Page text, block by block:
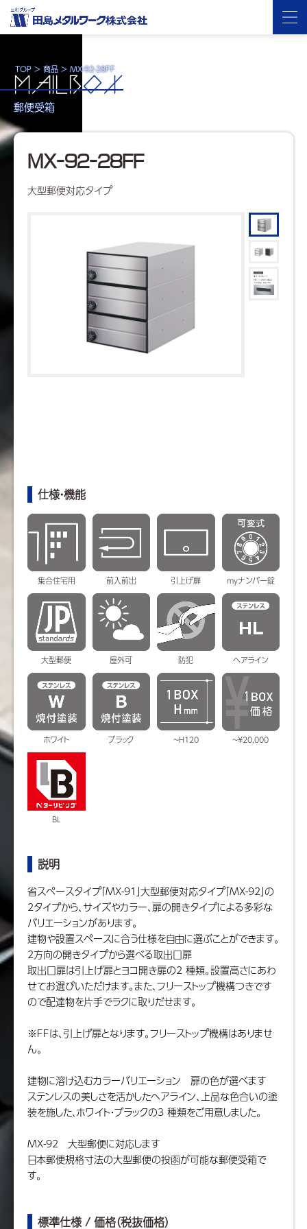
TOP >商品 >MX-92-28FF
MAILBOX
郵便受箱
MX-92-28FF
大型郵便対応タイプ
仕様・機能
集合住宅用 前入前出 引上げ扉 myナンバー錠
大型郵便 屋外可 防犯 ヘアライン
ホワイト ブラック ~H120 ~￥20,000
BL
説明
省スペースタイプ「MX-91」大型郵便対応タイプ「MX-92」の
2タイプから、サイズやカラー、扉の開きタイプによる多彩な
バリエーションがあります。
建物や設置スペースに合う仕様を自由に選ぶことができます。
2方向の開きタイプから選べる取出口扉
取出口扉は引上げ扉とヨコ開き扉の2 種類。設置高さにあわ
せてお選びいただけます。また、フリーストップ機構つきです
ので配達物を片手でラクに取りだせます。
※FFは、引上げ扉となります。フリーストップ機構はありませ
ん。
建物に溶け込むカラーバリエーション 扉の色が選べます
ステンレスの美しさを活かしたヘアライン、上品な色合いの塗
装を施した、ホワイト・ブラックの3 種類をご用意しました。
MX-92 大型郵便に対応します
日本郵便規格寸法の大型郵便の投函が可能な郵便受箱で
す。
標準仕様 / 価格（税抜価格）